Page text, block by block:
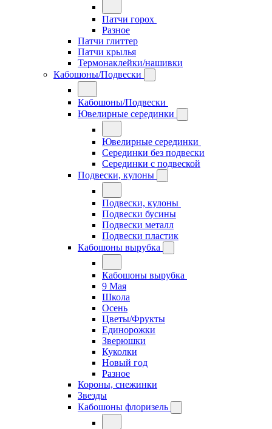
Патчи горох
Разное
Патчи глиттер
Патчи крылья
Термонаклейки/нашивки
Кабошоны/Подвески
Кабошоны/Подвески
Ювелирные серединки
Ювелирные серединки
Серединки без подвески
Серединки с подвеской
Подвески, кулоны
Подвески, кулоны
Подвески бусины
Подвески металл
Подвески пластик
Кабошоны вырубка
Кабошоны вырубка
9 Мая
Школа
Осень
Цветы/Фрукты
Единорожки
Зверюшки
Куколки
Новый год
Разное
Короны, снежинки
Звезды
Кабошоны флоризель